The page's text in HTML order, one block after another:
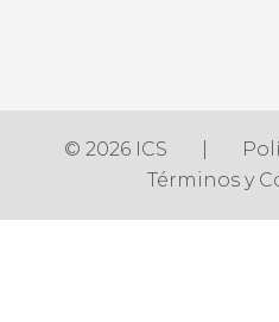
© 2026 ICS
Términos y